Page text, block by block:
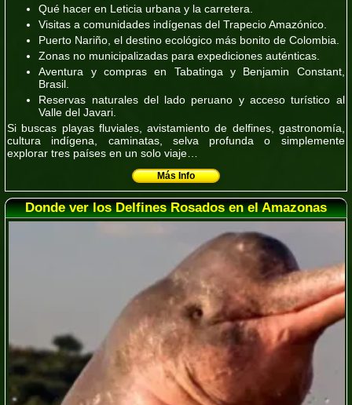
Qué hacer en Leticia urbana y la carretera.
Visitas a comunidades indígenas del Trapecio Amazónico.
Puerto Nariño, el destino ecológico más bonito de Colombia.
Zonas no municipalizadas para expediciones auténticas.
Aventura y compras en Tabatinga y Benjamin Constant,
Brasil.
Reservas naturales del lado peruano y acceso turístico al
Valle del Javari.
Si buscas playas fluviales, avistamiento de delfines, gastronomía,
cultura indígena, caminatas, selva profunda o simplemente
explorar tres países en un solo viaje…
Más Info
Donde ver los Delfines Rosados en el Amazonas